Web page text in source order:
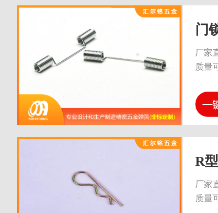
门
厂家
质量
R
厂家
质量